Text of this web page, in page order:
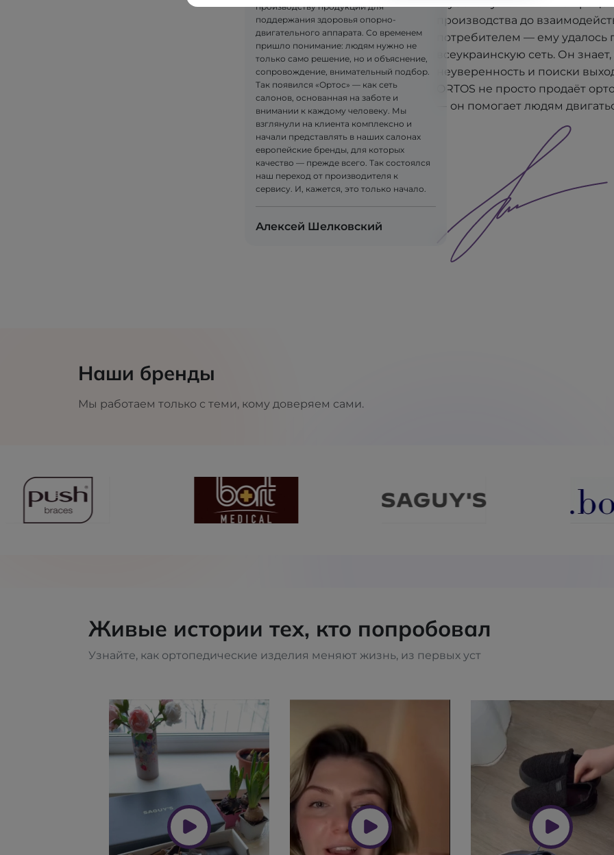
производству продукции для
поддержания здоровья опорно-
двигательного аппарата. Со временем
пришло понимание: людям нужно не
только само решение, но и объяснение,
сопровождение, внимательный подбор.
Так появился «Ортос» — как сеть
салонов, основанная на заботе и
внимании к каждому человеку. Мы
взглянули на клиента комплексно и
начали представлять в наших салонах
европейские бренды, для которых
качество — прежде всего. Так состоялся
наш переход от производителя к
сервису. И, кажется, это только начало.
Алексей Шелковский
производства до
потребителем — ему удалось
всеукраинскую сеть. Он
неуверенность и поиски
ORTOS не просто продаёт
— он помогает людям
Наши бренды
Мы работаем только с теми, кому доверяем сами.
Живые истории тех, кто попробовал
Узнайте, как ортопедические изделия меняют жизнь, из первых уст